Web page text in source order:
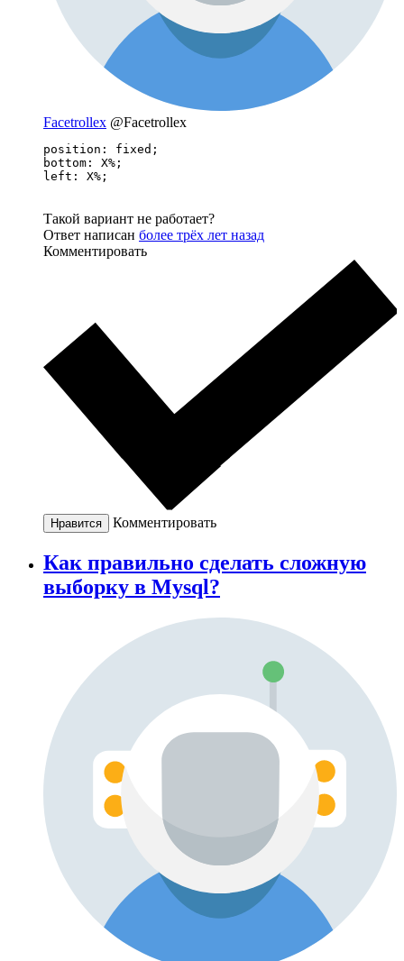
Facetrollex @Facetrollex
position: fixed;
bottom: X%;
left: X%;
Такой вариант не работает?
Ответ написан более трёх лет назад
Комментировать
Нравится Комментировать
Как правильно сделать сложную
выборку в Mysql?